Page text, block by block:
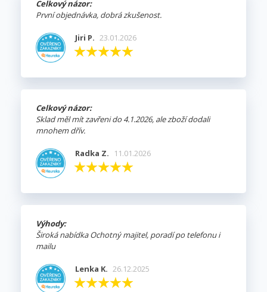
Celkový názor:
První objednávka, dobrá zkušenost.
Jiri P. 23.01.2026
Celkový názor:
Sklad měl mít zavřeni do 4.1.2026, ale zboží dodali
mnohem dřív.
Radka Z. 11.01.2026
Výhody:
Široká nabídka Ochotný majitel, poradí po telefonu i
mailu
Lenka K. 26.12.2025